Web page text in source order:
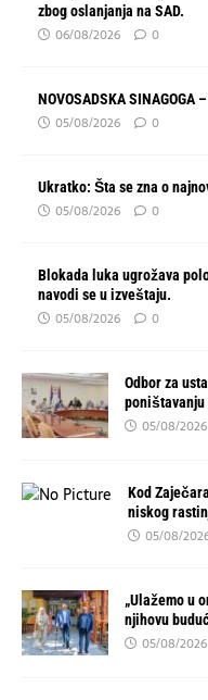
zbog oslanjanja na SAD.
06/08/2026 0
NOVOSADSKA SINAGOGA
05/08/2026 0
Ukratko: Šta se zna o
05/08/2026 0
Blokada luka ugrožava
navodi se u izveštaju.
05/08/2026 0
Odbor za
poništavanju
05/08/2026
Kod
niskog
05/08/
„Ulažemo u
njihovu
05/08/2026